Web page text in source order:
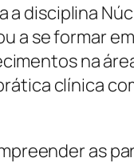
disciplina
a se formar
na
clínica
as